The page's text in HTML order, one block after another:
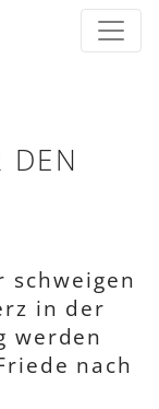
DEN
schweigen
in der
werden
nach